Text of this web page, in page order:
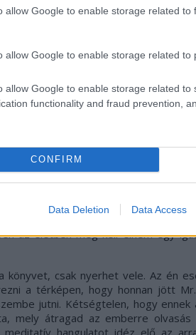
allow Google to enable storage related to
allow Google to enable storage related to
allow Google to enable storage related to
functionality and fraud prevention,
CONFIRM
Data Deletion Data Access
az érdeklődésemet
Zseniális módon az
a távoli országot. Vitathatatlan,
a szerző könnyed
a japán nagyvárosok
vidéki települések mindennapjait.
kellemes tárgyilagos
művészetekbe is
és persze a bonszai. De
Megismerhetjük a japán anima
ért a szerző ahhoz, hogyan
Ténylegesen jóleső érzést váltott
is az, aminek látszik, és hogy az
biztosra veszem, hogy jövő
virágzó gyümölcsfákat. Ez egy
az életben meg kell élnem egy
könyvet, csak nyerhet vele. Az én
a térképen, hogy honnan jött
jutni. Kétségtelen, hogy ennek
mely átragad az emberre olvasás
hangulatot idéz elő az